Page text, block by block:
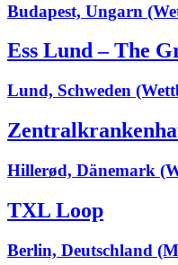
Budapest, Ungarn
Ess Lund – The
Lund, Schweden
Hillerød, Dänemark
TXL Loop
Berlin, Deutschland